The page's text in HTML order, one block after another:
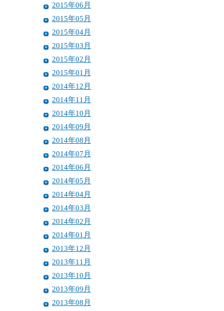
2015年06月
2015年05月
2015年04月
2015年03月
2015年02月
2015年01月
2014年12月
2014年11月
2014年10月
2014年09月
2014年08月
2014年07月
2014年06月
2014年05月
2014年04月
2014年03月
2014年02月
2014年01月
2013年12月
2013年11月
2013年10月
2013年09月
2013年08月